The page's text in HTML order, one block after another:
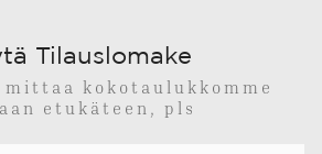
Tilauslomake
kokotaulukkomme
etukäteen, pls